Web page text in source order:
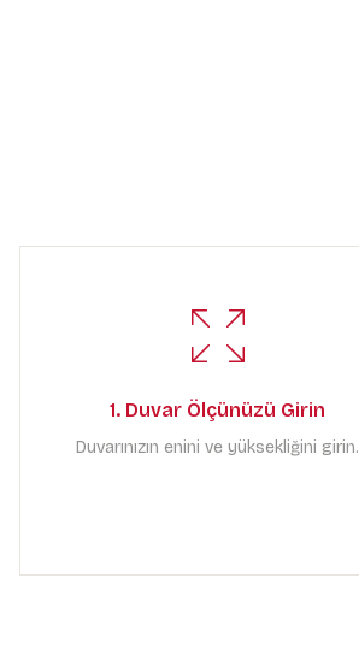
1. Duvar Ölçünüzü Girin
Duvarınızın enini ve yüksekliğini girin.